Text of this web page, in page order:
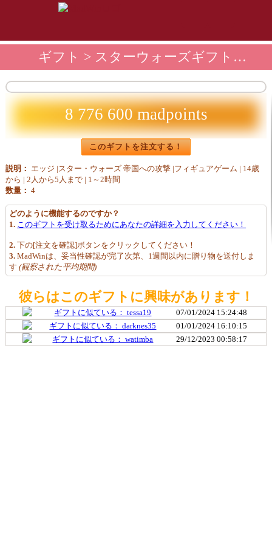
ギフト > スターウォーズギフトショップ
8 776 600 madpoints
このギフトを注文する！
説明： エッジ |スター・ウォーズ 帝国への攻撃 |フィギュアゲーム | 14歳
から | 2人から5人まで | 1～2時間
数量： 4
どのように機能するのですか？
1. このギフトを受け取るためにあなたの詳細を入力してください！
2.下の[注文を確認]ボタンをクリックしてください！
3.MadWinは、妥当性確認が完了次第、1週間以内に贈り物を送付しま
す (観察された平均期間)
彼らはこのギフトに興味があります！
ギフトに似ている： tessa19
07/01/2024 15:24:48
ギフトに似ている： darknes35
01/01/2024 16:10:15
ギフトに似ている： watimba
29/12/2023 00:58:17